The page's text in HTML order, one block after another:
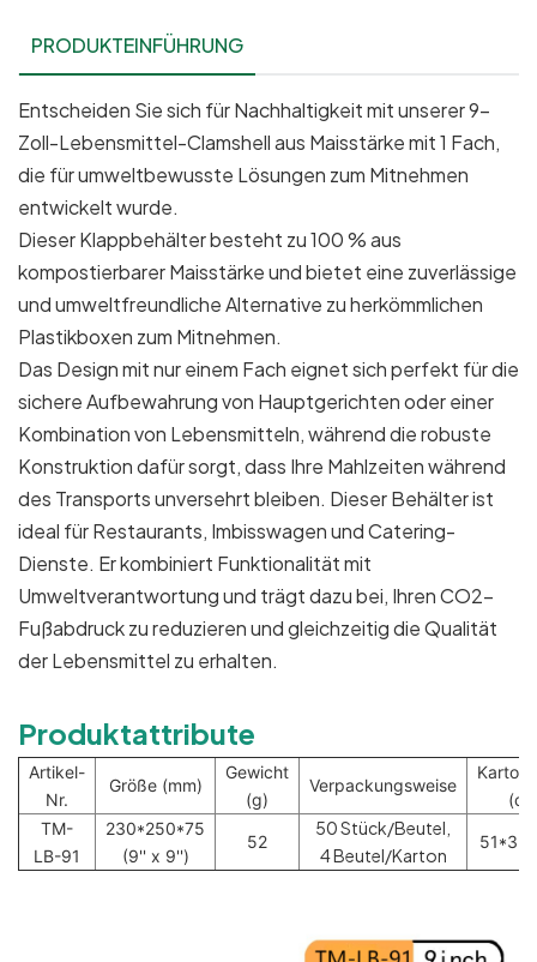
PRODUKTEINFÜHRUNG
Entscheiden Sie sich für Nachhaltigkeit mit unserer 9-
Zoll-Lebensmittel-Clamshell aus Maisstärke mit 1 Fach,
die für umweltbewusste Lösungen zum Mitnehmen
entwickelt wurde.
Dieser Klappbehälter besteht zu 100 % aus
kompostierbarer Maisstärke und bietet eine zuverlässige
und umweltfreundliche Alternative zu herkömmlichen
Plastikboxen zum Mitnehmen.
Das Design mit nur einem Fach eignet sich perfekt für die
sichere Aufbewahrung von Hauptgerichten oder einer
Kombination von Lebensmitteln, während die robuste
Konstruktion dafür sorgt, dass Ihre Mahlzeiten während
des Transports unversehrt bleiben. Dieser Behälter ist
ideal für Restaurants, Imbisswagen und Catering-
Dienste. Er kombiniert Funktionalität mit
Umweltverantwortung und trägt dazu bei, Ihren CO2-
Fußabdruck zu reduzieren und gleichzeitig die Qualität
der Lebensmittel zu erhalten.
Produktattribute
Artikel-
Nr.
Größe (mm)
Gewicht
(g)
Verpackungsweise
TM-
LB-91
230*250*75
(9'' x 9'')
52
50 Stück/Beutel,
4 Beutel/Karton